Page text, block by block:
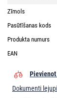
Zīmols
Pasūtīšanas kods
Produkta numurs
EAN
Dokumenti